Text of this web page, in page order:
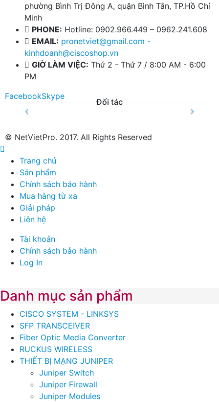
phường Bình Trị Đông A, quận Bình Tân, TP.Hồ Chí
Minh
PHONE: Hotline: 0902.966.449 – 0962.241.608
EMAIL: pronetviet@gmail.com -
kinhdoanh@ciscoshop.vn
GIỜ LÀM VIỆC: Thứ 2 - Thứ 7 / 8:00 AM - 6:00
PM
FacebookSkype
Đối tác
© NetVietPro. 2017. All Rights Reserved
Trang chủ
Sản phẩm
Chính sách bảo hành
Mua hàng từ xa
Giải pháp
Liên hệ
Tài khoản
Chính sách bảo hành
Log In
Danh mục sản phẩm
CISCO SYSTEM - LINKSYS
SFP TRANSCEIVER
Fiber Optic Media Converter
RUCKUS WIRELESS
THIẾT BỊ MẠNG JUNIPER
Juniper Switch
Juniper Firewall
Juniper Modules